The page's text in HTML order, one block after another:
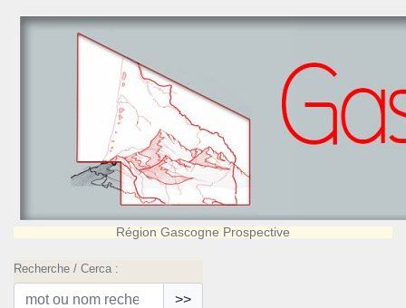
Région Gascogne Prospective
Recherche / Cerca :
>>